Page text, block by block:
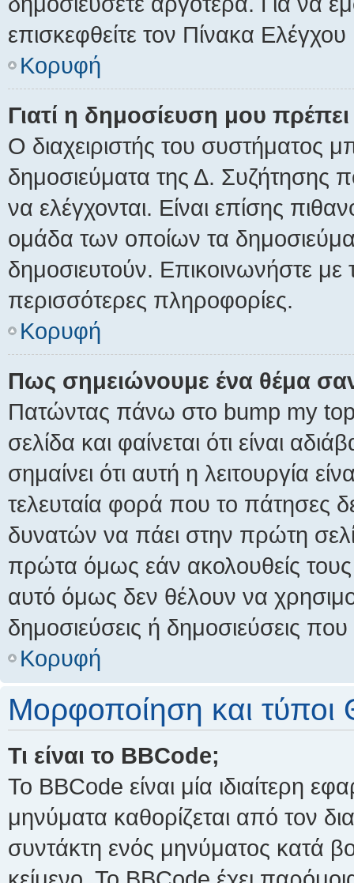
επισκεφθείτε τον Πίνακα
Κορυφή
Γιατί η δημοσίευση μου πρέπει
Ο διαχειριστής του συστήματος
δημοσιεύματα της Δ. Συζήτησης
να ελέγχονται. Είναι επίσης
ομάδα των οποίων τα
δημοσιευτούν. Επικοινωνήστε με
περισσότερες πληροφορίες.
Κορυφή
Πως σημειώνουμε ένα θέμα
Πατώντας πάνω στο bump my
σελίδα και φαίνεται ότι είναι
σημαίνει ότι αυτή η λειτουργία
τελευταία φορά που το πάτησες
δυνατών να πάει στην πρώτη
πρώτα όμως εάν ακολουθείς
αυτό όμως δεν θέλουν να
δημοσιεύσεις ή δημοσιεύσεις που
Κορυφή
Μορφοποίηση και τύποι
Τι είναι το BBCode;
Το BBCode είναι μία ιδιαίτερη
μηνύματα καθορίζεται από τον
συντάκτη ενός μηνύματος κατά